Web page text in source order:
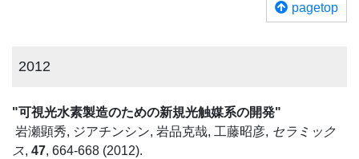
pagetop
2012
"可視光水素製造のための新規光触媒系の開発"
岩瀬顕秀, ジアチンシン, 岩品克哉, 工藤昭彦, セラミック
ス, 47, 664-668 (2012).